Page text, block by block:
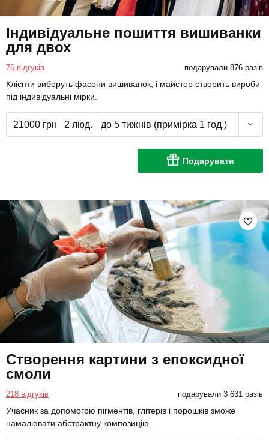
Індивідуальне пошиття вишиванки
для двох
76 відгуків подарували 876 разів
Клієнти виберуть фасони вишиванок, і майстер створить вироби
під індивідуальні мірки.
21000 грн 2 люд. до 5 тижнів (примірка 1 год.)
Подарувати
Створення картини з епоксидної
смоли
218 відгуків подарували 3 631 разів
Учасник за допомогою пігментів, глітерів і порошків зможе
намалювати абстрактну композицію.